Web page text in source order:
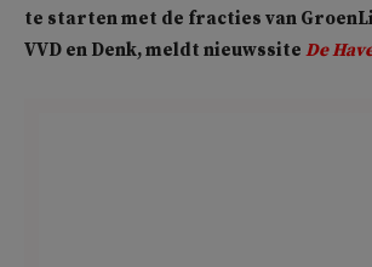
te starten met de fracties van
VVD en Denk, meldt nieuwssite De